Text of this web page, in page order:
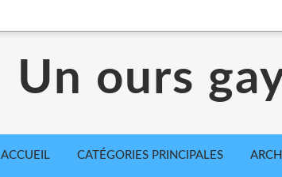
Un ours
ACCUEIL CATÉGORIES PRINCIPALES